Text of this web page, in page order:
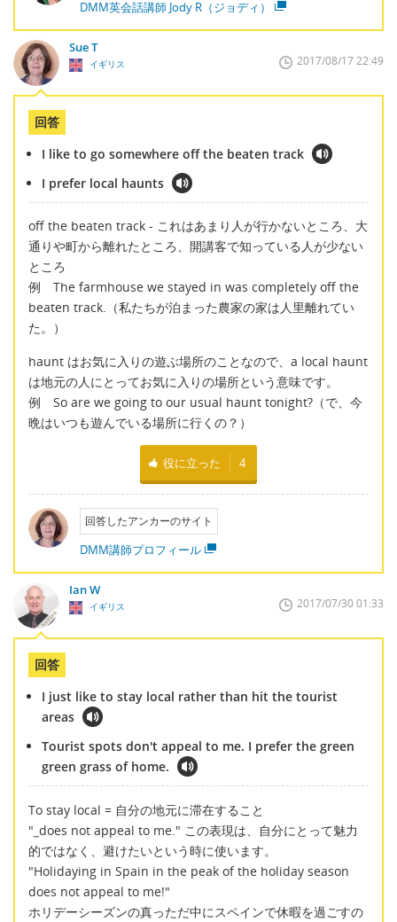
DMM英会話講師 Jody R（ジョディ）
Sue T
イギリス 2017/08/17 22:49
回答
I like to go somewhere off the beaten track
I prefer local haunts
off the beaten track - これはあまり人が行かないところ、大
通りや町から離れたところ、開講客で知っている人が少ない
ところ
例 The farmhouse we stayed in was completely off the
beaten track.（私たちが泊まった農家の家は人里離れてい
た。）
haunt はお気に入りの遊ぶ場所のことなので、a local haunt
は地元の人にとってお気に入りの場所という意味です。
例 So are we going to our usual haunt tonight?（で、今
晩はいつも遊んでいる場所に行くの？）
役に立った 4
回答したアンカーのサイト
DMM講師プロフィール
Ian W
イギリス 2017/07/30 01:33
回答
I just like to stay local rather than hit the tourist
areas
Tourist spots don't appeal to me. I prefer the green
green grass of home.
To stay local = 自分の地元に滞在すること
" does not appeal to me." この表現は、自分にとって魅力
的ではなく、避けたいという時に使います。
"Holidaying in Spain in the peak of the holiday season
does not appeal to me!"
ホリデーシーズンの真っただ中にスペインで休暇を過ごすの